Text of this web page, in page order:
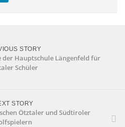
STORY
Hauptschule Längenfeld für
Schüler
STORY
Ötztaler und Südtiroler